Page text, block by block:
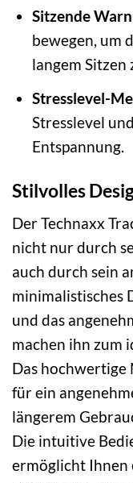
Sitzende
bewegen, um
langem Sitzen
Stresslevel-
Stresslevel
Entspannung.
Stilvolles
Der Technaxx
nicht nur durch
auch durch sein
minimalistisches
und das
machen ihn zum
Das hochwertige
für ein
längerem
Die intuitive
ermöglicht Ihnen